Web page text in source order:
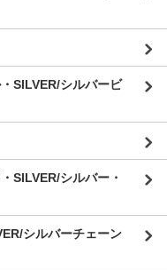
SILVER/シルバービ
SILVER/シルバー・
シルバーチェーン